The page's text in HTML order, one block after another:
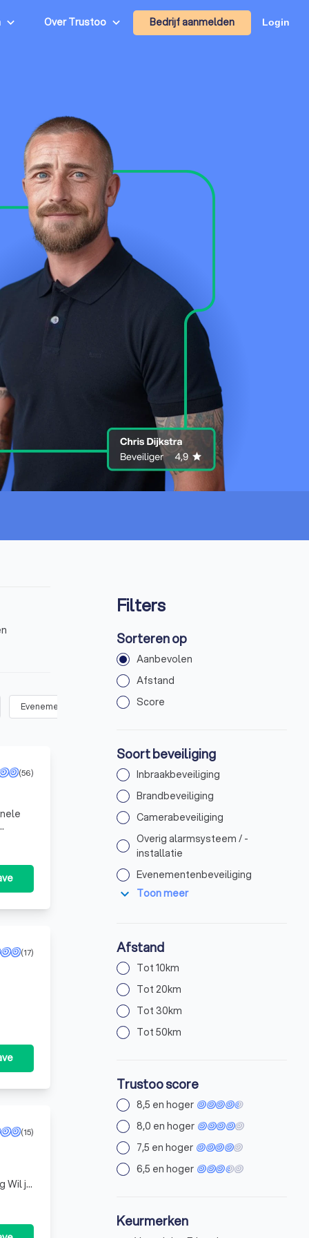
Over Trustoo Bedrijf aanmelden Login
Evenementenbeveiliging(13
(56)
en
(17)
(15)
Filters
Sorteren op
Aanbevolen
Afstand
Score
Soort beveiliging
Inbraakbeveiliging
Brandbeveiliging
Camerabeveiliging
Overig alarmsysteem / -
installatie
Evenementenbeveiliging
expand_more Toon meer
Afstand
Tot 10km
Tot 20km
Tot 30km
Tot 50km
Trustoo score
8,5 en hoger
8,0 en hoger
7,5 en hoger
6,5 en hoger
Keurmerken